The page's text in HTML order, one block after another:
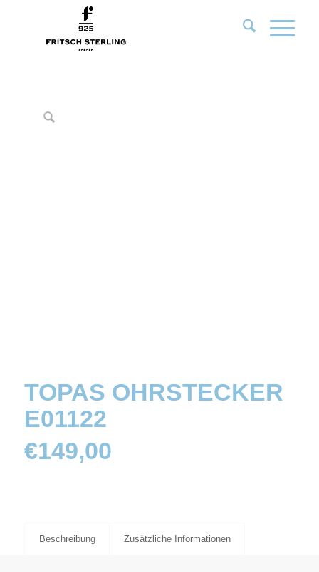
TOPAS OHRSTECKER
E01122
€149,00
Beschreibung Zusätzliche Informationen